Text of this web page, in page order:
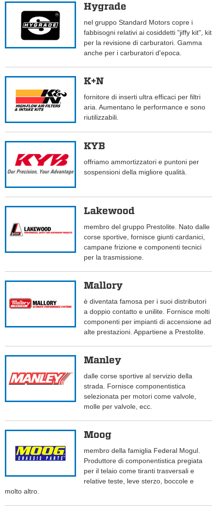
Hygrade
nel gruppo Standard Motors copre i
fabbisogni relativi ai cosiddetti "jiffy kit", kit
per la revisione di carburatori. Gamma
anche per i carburatori d'epoca.
K+N
fornitore di inserti ultra efficaci per filtri
aria. Aumentano le performance e sono
riutilizzabili.
KYB
offriamo ammortizzatori e puntoni per
sospensioni della migliore qualità.
Lakewood
membro del gruppo Prestolite. Nato dalle
corse sportive, fornisce giunti cardanici,
campane frizione e componenti tecnici
per la trasmissione.
Mallory
è diventata famosa per i suoi distributori
a doppio contatto e unilite. Fornisce molti
componenti per impianti di accensione ad
alte prestazioni. Appartiene a Prestolite.
Manley
dalle corse sportive al servizio della
strada. Fornisce componentistica
selezionata per motori come valvole,
molle per valvole, ecc.
Moog
membro della famiglia Federal Mogul.
Produttore di componentistica pregiata
per il telaio come tiranti trasversali e
relative teste, leve sterzo, boccole e
molto altro.